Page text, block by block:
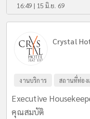
16:49 | 15 มิ.ย. 69
Crystal
งานบริการ สถานที่ท่อง
Executive
คุณสมบัติ